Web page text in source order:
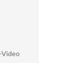
Video